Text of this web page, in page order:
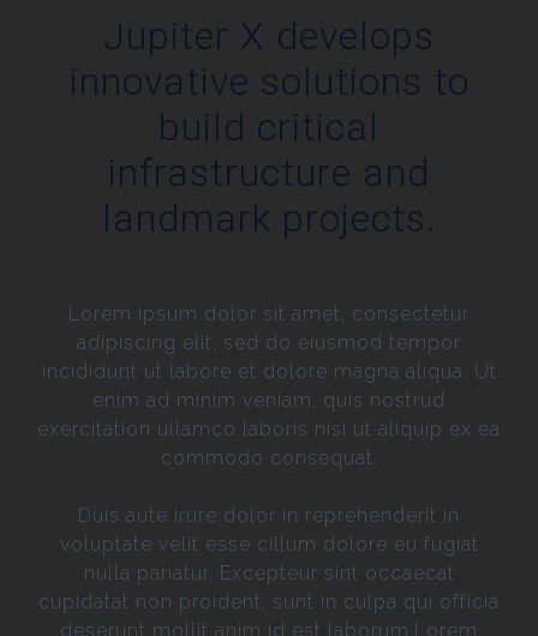
Jupiter X develops
innovative solutions to
build critical
infrastructure and
landmark projects.
Lorem ipsum dolor sit amet, consectetur
adipiscing elit, sed do eiusmod tempor
incididunt ut labore et dolore magna aliqua. Ut
enim ad minim veniam, quis nostrud
exercitation ullamco laboris nisi ut aliquip ex ea
commodo consequat.
Duis aute irure dolor in reprehenderit in
voluptate velit esse cillum dolore eu fugiat
nulla pariatur. Excepteur sint occaecat
cupidatat non proident, sunt in culpa qui officia
deserunt mollit anim id est laborum.Lorem